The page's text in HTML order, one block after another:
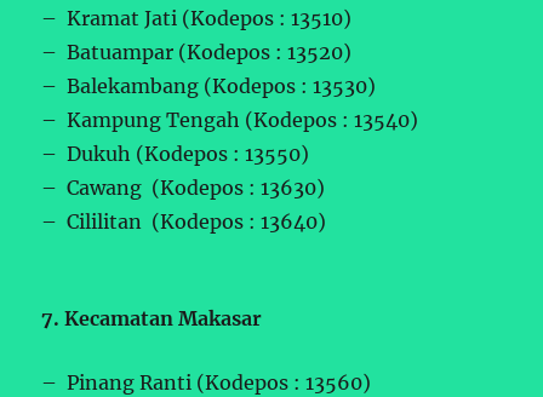
– Kramat Jati (Kodepos : 13510)
– Batuampar (Kodepos : 13520)
– Balekambang (Kodepos : 13530)
– Kampung Tengah (Kodepos : 13540)
– Dukuh (Kodepos : 13550)
– Cawang (Kodepos : 13630)
– Cililitan (Kodepos : 13640)
7. Kecamatan Makasar
– Pinang Ranti (Kodepos : 13560)